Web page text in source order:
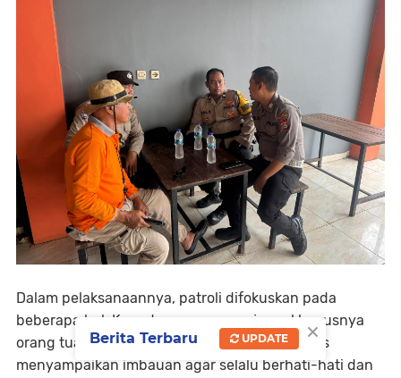
Dalam pelaksanaannya, patroli difokuskan pada
beberapa hal. Kepada para pengunjung, khususnya
orang tua yang membawa anak-anak, petugas
menyampaikan imbauan agar selalu berhati-hati dan
×
Berita Terbaru UPDATE